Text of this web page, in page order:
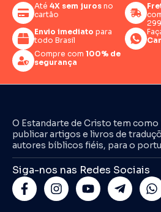
Até 4X sem juros no
cartão
Envio imediato para
todo Brasil
Compre com 100% de
segurança
O Estandarte de Cristo tem
publicar artigos e livros de
autores bíblicos fiéis, para o
Siga-nos nas Redes Sociais